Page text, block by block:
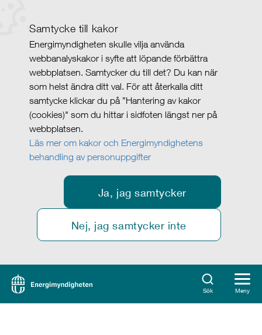
Samtycke till kakor
Energimyndigheten skulle vilja använda
webbanalyskakor i syfte att löpande förbättra
webbplatsen. Samtycker du till det? Du kan när
som helst ändra ditt val. För att återkalla ditt
samtycke klickar du på ”Hantering av kakor
(cookies)" som du hittar i sidfoten längst ner på
webbplatsen.
Läs mer om kakor och Energimyndighetens
behandling av personuppgifter
Ja, jag samtycker
Nej, jag samtycker inte
Sök Meny